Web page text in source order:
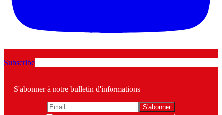
Subscribe
S'abonner à notre bulletin d'informations